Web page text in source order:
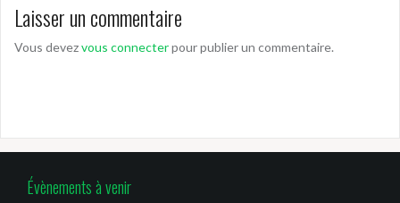
Laisser un commentaire
Vous devezvous connecterpour publier un commentaire.
Évènements à venir